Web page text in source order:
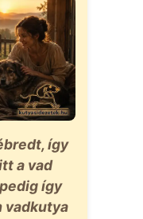
így
a vad
így
vadkutya